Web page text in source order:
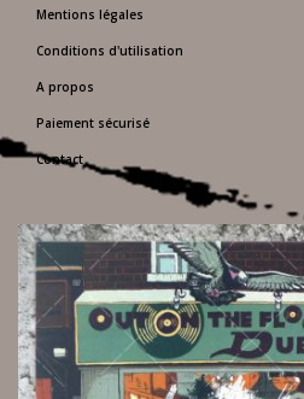
Mentions légales
Conditions d'utilisation
A propos
Paiement sécurisé
Contact